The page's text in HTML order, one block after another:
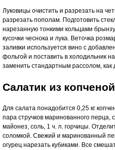
Луковицы очистить и разрезать на
разрезать пополам. Подготовить
нарезанную тонкими кольцами
кусочки чеснока и лука. Веточка
заливки используется вино с
фольгой и поставить в холодильник
заменить стандартным рассолом, как
Салатик из
Для салата понадобится 0,25 кг
пара стручков маринованного
майонез, соль, 1 ч. л. горчицы.
соломкой. Свежий и маринованный
огурец нарезать кубиками. Все